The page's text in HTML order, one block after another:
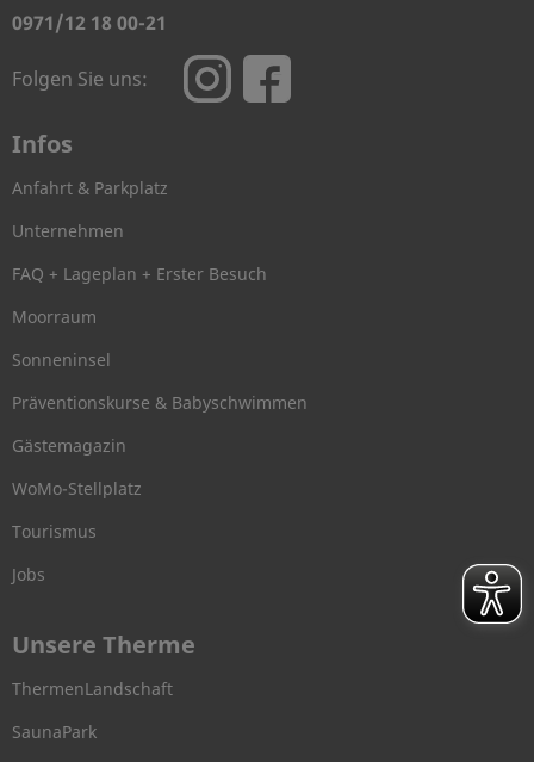
0971/12 18 00-21
Folgen Sie uns:
Infos
Anfahrt & Parkplatz
Unternehmen
FAQ + Lageplan + Erster Besuch
Moorraum
Sonneninsel
Präventionskurse & Babyschwimmen
Gästemagazin
WoMo-Stellplatz
Tourismus
Jobs
Unsere Therme
ThermenLandschaft
SaunaPark